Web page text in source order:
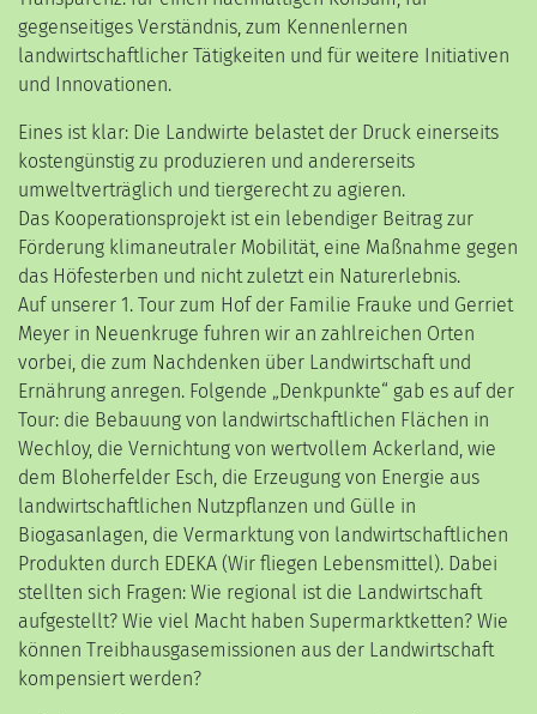
gegenseitiges Verständnis, zum Kennenlernen
landwirtschaftlicher Tätigkeiten und für weitere Initiativen
und Innovationen.
Eines ist klar: Die Landwirte belastet der Druck einerseits
kostengünstig zu produzieren und andererseits
umweltverträglich und tiergerecht zu agieren.
Das Kooperationsprojekt ist ein lebendiger Beitrag zur
Förderung klimaneutraler Mobilität, eine Maßnahme gegen
das Höfesterben und nicht zuletzt ein Naturerlebnis.
Auf unserer 1. Tour zum Hof der Familie Frauke und Gerriet
Meyer in Neuenkruge fuhren wir an zahlreichen Orten
vorbei, die zum Nachdenken über Landwirtschaft und
Ernährung anregen. Folgende „Denkpunkte“ gab es auf der
Tour: die Bebauung von landwirtschaftlichen Flächen in
Wechloy, die Vernichtung von wertvollem Ackerland, wie
dem Bloherfelder Esch, die Erzeugung von Energie aus
landwirtschaftlichen Nutzpflanzen und Gülle in
Biogasanlagen, die Vermarktung von landwirtschaftlichen
Produkten durch EDEKA (Wir fliegen Lebensmittel). Dabei
stellten sich Fragen: Wie regional ist die Landwirtschaft
aufgestellt? Wie viel Macht haben Supermarktketten? Wie
können Treibhausgasemissionen aus der Landwirtschaft
kompensiert werden?